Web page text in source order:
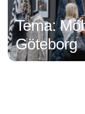
Tema:
Göteborg